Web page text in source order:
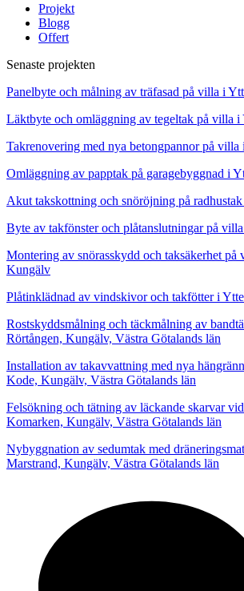
Projekt
Blogg
Offert
Senaste projekten
Panelbyte och målning av träfasad på villa i
Läktbyte och omläggning av tegeltak på villa i
Takrenovering med nya betongpannor på villa
Omläggning av papptak på garagebyggnad i
Akut takskottning och snöröjning på
Byte av takfönster och plåtanslutningar på
Montering av snörasskydd och taksäkerhet på
Kungälv
Plåtinklädnad av vindskivor och takfötter i
Rostskyddsmålning och täckmålning av
Rörtången, Kungälv, Västra Götalands län
Installation av takavvattning med nya
Kode, Kungälv, Västra Götalands län
Felsökning och tätning av läckande skarvar
Komarken, Kungälv, Västra Götalands län
Nybyggnation av sedumtak med
Marstrand, Kungälv, Västra Götalands län